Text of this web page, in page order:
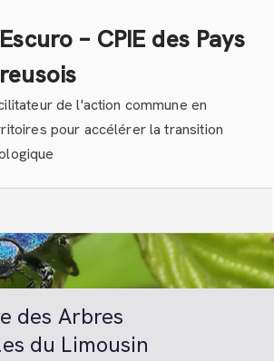
– CPIE des Pays
de l'action commune en
pour accélérer la transition
des Arbres
du Limousin